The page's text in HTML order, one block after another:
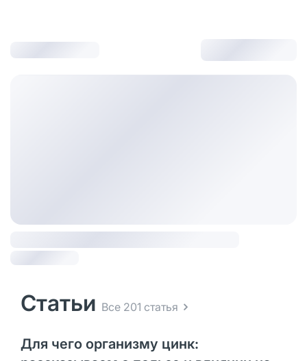
Статьи Все 201 статья
Для чего организму цинк: